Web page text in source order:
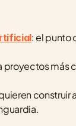
: el punto
proyectos más